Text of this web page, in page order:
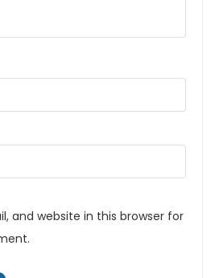
and website in this browser for